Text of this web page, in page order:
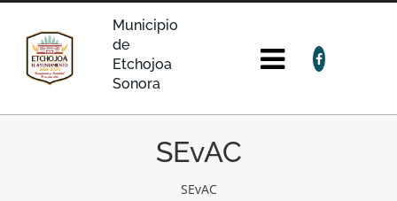
Municipio
de
Etchojoa
Sonora
SEvAC
SEvAC